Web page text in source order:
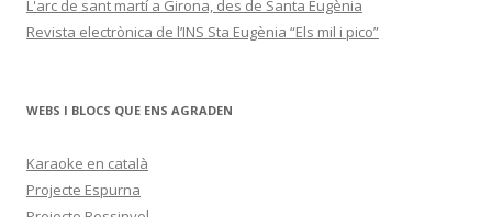
L'arc de sant martí a Girona, des de Santa Eugènia
Revista electrònica de l’INS Sta Eugènia “Els mil i pico”
WEBS I BLOCS QUE ENS AGRADEN
Karaoke en català
Projecte Espurna